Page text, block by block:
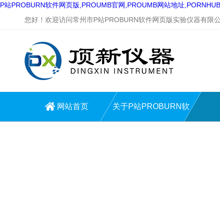
P站PROBURN软件网页版,PROUMB官网,PROUMB网站地址
您好！欢迎访问常州市P站PROBURN软件网页版实验仪器有限公司
网站首页 关于P站PROBURN软